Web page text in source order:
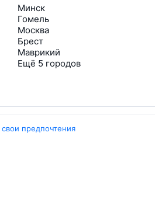
Минск
Гомель
Москва
Брест
Маврикий
Ещё 5 городов
предпочтения